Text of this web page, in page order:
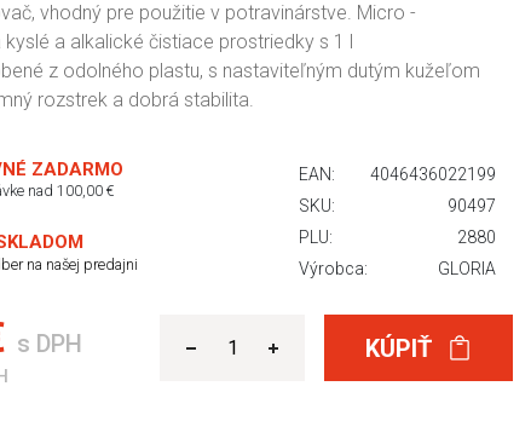
vhodný pre použitie v potravinárstve. Micro -
a alkalické čistiace prostriedky s 1 l
z odolného plastu, s nastaviteľným dutým kužeľom
rozstrek a dobrá stabilita.
ZADARMO
nad 100,00 €
na našej predajni
EAN:
4046436022199
SKU:
90497
PLU:
2880
Výrobca:
GLORIA
s DPH KÚPIŤ